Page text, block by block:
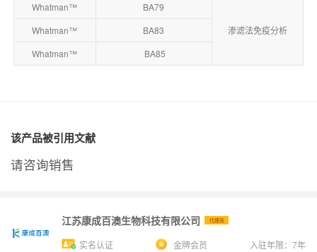
Whatman™
BA79
渗滤法免疫分析
Whatman™
BA83
Whatman™
BA85
该产品被引用文献
请咨询销售
江苏康成百澳生物科技有限公司 代理商
实名认证 金牌会员 入驻年限： 7年